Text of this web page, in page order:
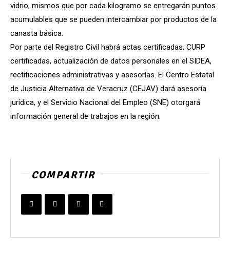
vidrio, mismos que por cada kilogramo se entregarán puntos
acumulables que se pueden intercambiar por productos de la
canasta básica.
Por parte del Registro Civil habrá actas certificadas, CURP
certificadas, actualización de datos personales en el SIDEA,
rectificaciones administrativas y asesorías. El Centro Estatal
de Justicia Alternativa de Veracruz (CEJAV) dará asesoría
jurídica, y el Servicio Nacional del Empleo (SNE) otorgará
información general de trabajos en la región.
COMPARTIR